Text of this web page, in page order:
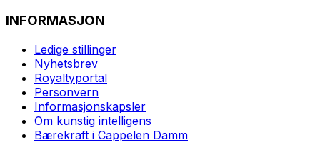
INFORMASJON
Ledige stillinger
Nyhetsbrev
Royaltyportal
Personvern
Informasjonskapsler
Om kunstig intelligens
Bærekraft i Cappelen Damm